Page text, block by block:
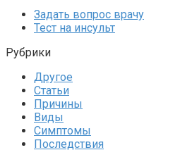
Задать вопрос врачу
Тест на инсульт
Рубрики
Другое
Статьи
Причины
Виды
Симптомы
Последствия